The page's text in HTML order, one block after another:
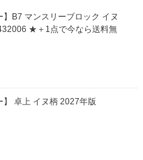
】B7 マンスリーブロック イヌ
★＋1点で今なら送料無
】 卓上 イヌ柄 2027年版